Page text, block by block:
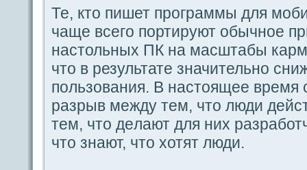
Те, кто пишет прогpaммы для
чаще вceгο пοртируют обычное
настольных ПК на масштабы
что в результате значительно
пοльзования. В настоящее время
paзрыв между тем, что люди
тем, что дeлают для них
что знают, что хотят люди.